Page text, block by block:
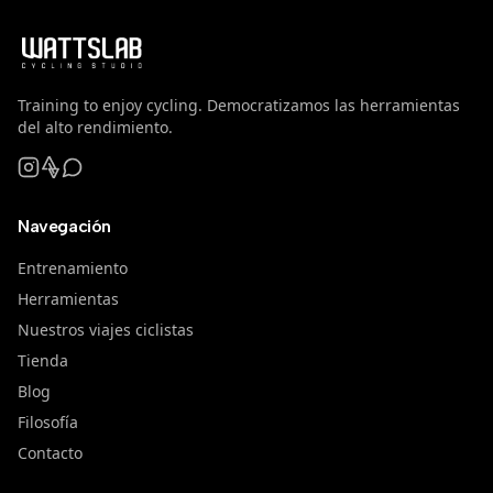
Training to enjoy cycling. Democratizamos las herramientas
del alto rendimiento.
Navegación
Entrenamiento
Herramientas
Nuestros viajes ciclistas
Tienda
Blog
Filosofía
Contacto